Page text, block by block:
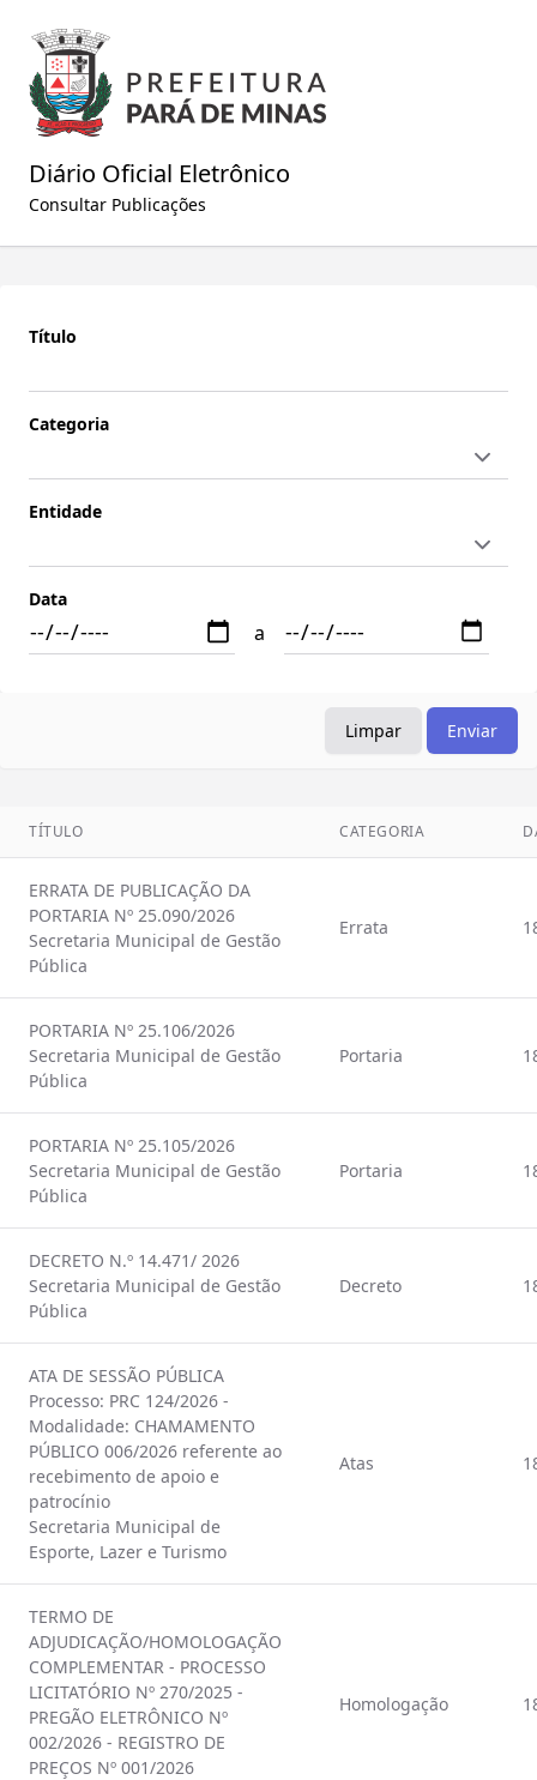
Diário Oficial Eletrônico
Consultar Publicações
Título
Categoria
Entidade
Data
a
Limpar Enviar
TÍTULO CATEGORIA
ERRATA DE PUBLICAÇÃO DA
PORTARIA Nº 25.090/2026
Secretaria Municipal de Gestão
Pública
Errata
PORTARIA Nº 25.106/2026
Secretaria Municipal de Gestão
Pública
Portaria
PORTARIA Nº 25.105/2026
Secretaria Municipal de Gestão
Pública
Portaria
DECRETO N.º 14.471/ 2026
Secretaria Municipal de Gestão
Pública
Decreto
ATA DE SESSÃO PÚBLICA
Processo: PRC 124/2026 -
Modalidade: CHAMAMENTO
PÚBLICO 006/2026 referente ao
recebimento de apoio e
patrocínio
Secretaria Municipal de
Esporte, Lazer e Turismo
Atas
TERMO DE
ADJUDICAÇÃO/HOMOLOGAÇÃO
COMPLEMENTAR - PROCESSO
LICITATÓRIO Nº 270/2025 -
PREGÃO ELETRÔNICO Nº
002/2026 - REGISTRO DE
PREÇOS Nº 001/2026
Homologação